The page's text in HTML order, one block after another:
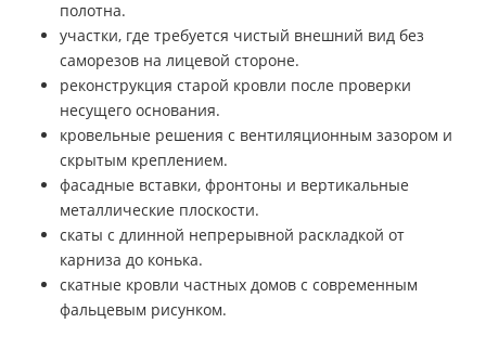
полотна.
участки, где требуется чистый внешний вид без
саморезов на лицевой стороне.
реконструкция старой кровли после проверки
несущего основания.
кровельные решения с вентиляционным зазором и
скрытым креплением.
фасадные вставки, фронтоны и вертикальные
металлические плоскости.
скаты с длинной непрерывной раскладкой от
карниза до конька.
скатные кровли частных домов с современным
фальцевым рисунком.